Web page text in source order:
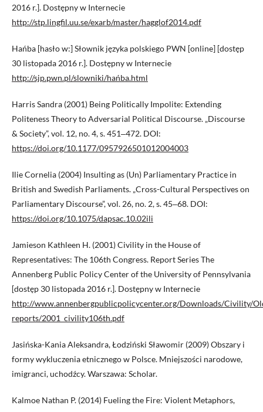
2016 r.]. Dostępny w Internecie
http://stp.lingfil.uu.se/exarb/master/hagglof2014.pdf
Hańba [hasło w:] Słownik języka polskiego PWN [online] [dostęp
30 listopada 2016 r.]. Dostępny w Internecie
http://sjp.pwn.pl/slowniki/hańba.html
Harris Sandra (2001) Being Politically Impolite: Extending
Politeness Theory to Adversarial Political Discourse. „Discourse
& Society”, vol. 12, no. 4, s. 451‒472. DOI:
https://doi.org/10.1177/0957926501012004003
Ilie Cornelia (2004) Insulting as (Un) Parliamentary Practice in
British and Swedish Parliaments. „Cross-Cultural Perspectives on
Parliamentary Discourse”, vol. 26, no. 2, s. 45‒68. DOI:
https://doi.org/10.1075/dapsac.10.02ili
Jamieson Kathleen H. (2001) Civility in the House of
Representatives: The 106th Congress. Report Series The
Annenberg Public Policy Center of the University of Pennsylvania
[dostęp 30 listopada 2016 r.]. Dostępny w Internecie
http://www.annenbergpublicpolicycenter.org/Downloads/Civility/
reports/2001_civility106th.pdf
Jasińska-Kania Aleksandra, Łodziński Sławomir (2009) Obszary i
formy wykluczenia etnicznego w Polsce. Mniejszości narodowe,
imigranci, uchodźcy. Warszawa: Scholar.
Kalmoe Nathan P. (2014) Fueling the Fire: Violent Metaphors,